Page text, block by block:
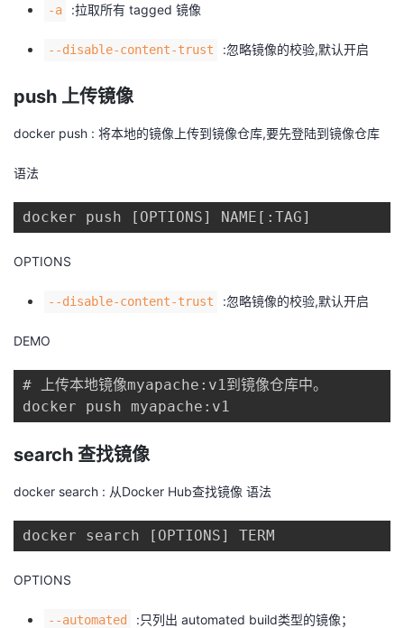
验
收
藏
-a :拉取所有 tagged 镜像
--disable-content-trust :忽略镜像的校验,默认开启
push 上传镜像
docker push : 将本地的镜像上传到镜像仓库,要先登陆到镜像仓库
语法
docker push [OPTIONS] NAME[:TAG]
OPTIONS
--disable-content-trust :忽略镜像的校验,默认开启
DEMO
# 上传本地镜像myapache:v1到镜像仓库中。
docker push myapache:v1
search 查找镜像
docker search : 从Docker Hub查找镜像 语法
docker search [OPTIONS] TERM
OPTIONS
--automated :只列出 automated build类型的镜像；